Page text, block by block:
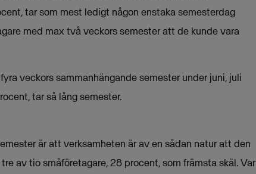
tar som mest ledigt någon enstaka semesterdag
med max två veckors semester att de kunde vara
veckors sammanhängande semester under juni, juli
tar så lång semester.
är att verksamheten är av en sådan natur att den
av tio småföretagare, 28 procent, som främsta skäl. Var